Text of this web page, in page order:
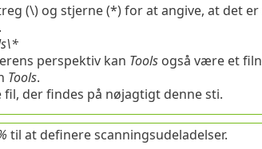
(\)og stjerne(*)for at angive, at det er
perspektiv kan Toolsogså være et
Tools.
der findes på nøjagtigt denne sti.
til at definere scanningsudeladelser.